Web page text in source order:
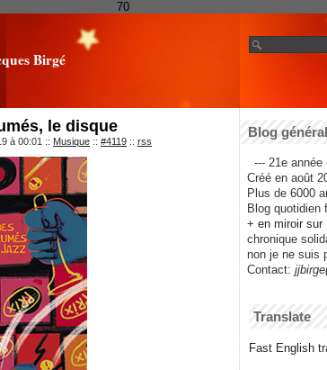
70
Birgé
le disque
à 00:01 :: Musique :: #4119 :: rss
Blog
--- 21e année
Créé en août
Plus de 6000
Blog quotidien
+ en miroir sur
chronique
non je ne suis
Contact:
Translate
Fast English